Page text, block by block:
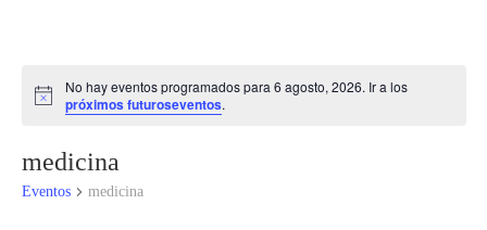
Notice
No hay eventos programados para 6 agosto, 2026. Ir a los
próximos futuroseventos.
medicina
Eventos medicina